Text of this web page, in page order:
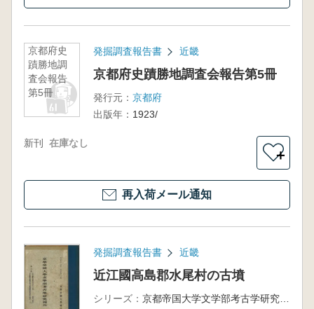
京都府史
蹟勝地調
査会報告
第5冊
発掘調査報告書 近畿
京都府史蹟勝地調査会報告第5冊
発行元： 京都府
出版年： 1923/
新刊 在庫なし
＋
再入荷メール通知
発掘調査報告書 近畿
近江國高島郡水尾村の古墳
シリーズ：
京都帝国大学文学部考古学研究報告第八冊